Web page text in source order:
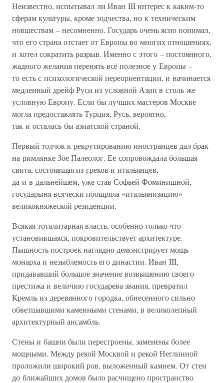
Неизвестно, испытывал ли Иван III интерес к каким-то
сферам культуры, кроме зодчества, но к техническим
новшествам – несомненно. Государь очень ясно понимал,
что его страна отстает от Европы во многих отношениях,
и хотел сократить разрыв. Именно с этого – постоянного,
жадного желания перенять всё полезное у Европы –
то есть с психологической переориентации, и начинается
медленный дрейф Руси из условной Азии в столь же
условную Европу. Если бы лучших мастеров Москве
могла предоставлять Турция, Русь, вероятно,
так и осталась бы азиатской страной.
Первый толчок к рекрутированию иностранцев дал брак
на римлянке Зое Палеолог. Ее сопровождала большая
свита, состоявшая из греков и итальянцев,
да и в дальнейшем, уже став Софьей Фоминишной,
государыня всячески поощряла «итальянизацию»
великокняжеской резиденции.
Всякая тоталитарная власть, особенно только что
установившаяся, покровительствует архитектуре.
Пышность построек наглядно демонстрирует мощь
монарха и незыблемость его династии. Иван III,
придававший большое значение возвышению своего
престижа и величию государева звания, превратил
Кремль из деревянного городка, обнесенного сильно
обветшавшими каменными стенами, в великолепный
архитектурный ансамбль.
Стены и башни были перестроены, заменены более
мощными. Между рекой Москвой и рекой Неглинной
проложили широкий ров, выложенный камнем. От стен
до ближайших домов было расчищено пространство